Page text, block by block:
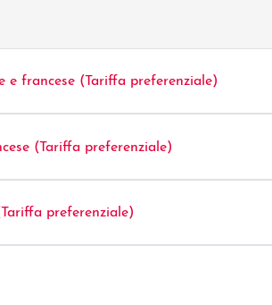
francese (Tariffa preferenziale)
(Tariffa preferenziale)
preferenziale)